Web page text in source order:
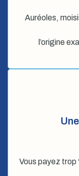
Auréoles,
l’origine
Vous payez trop